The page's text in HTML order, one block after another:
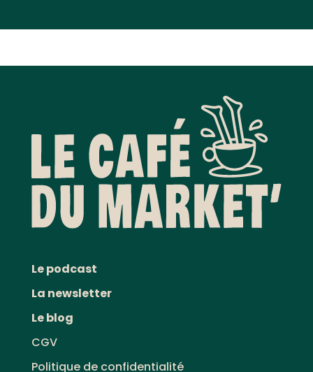
Le podcast
La newsletter
Le blog
CGV
Politique de confidentialité